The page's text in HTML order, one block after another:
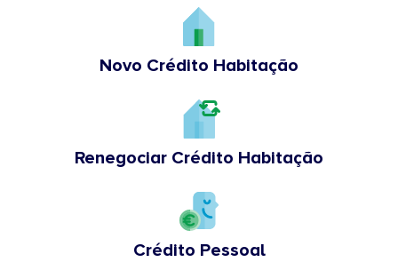
Novo Crédito Habitação
Renegociar Crédito Habitação
Crédito Pessoal